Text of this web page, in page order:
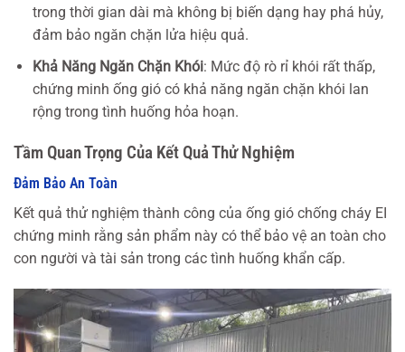
trong thời gian dài mà không bị biến dạng hay phá hủy,
đảm bảo ngăn chặn lửa hiệu quả.
Khả Năng Ngăn Chặn Khói: Mức độ rò rỉ khói rất thấp,
chứng minh ống gió có khả năng ngăn chặn khói lan
rộng trong tình huống hỏa hoạn.
Tầm Quan Trọng Của Kết Quả Thử Nghiệm
Đảm Bảo An Toàn
Kết quả thử nghiệm thành công của ống gió chống cháy EI
chứng minh rằng sản phẩm này có thể bảo vệ an toàn cho
con người và tài sản trong các tình huống khẩn cấp.